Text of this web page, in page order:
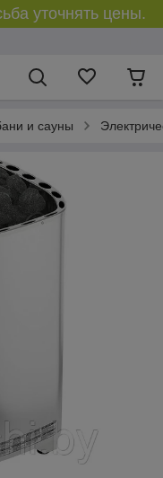
уточнять цены.
и сауны